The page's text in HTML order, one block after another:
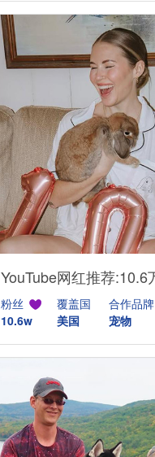
粉丝
10.6w
覆盖国
美国
合作品牌
宠物